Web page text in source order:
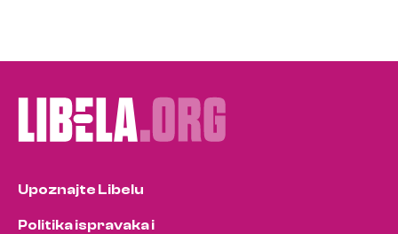
Upoznajte Libelu
Politika ispravaka i